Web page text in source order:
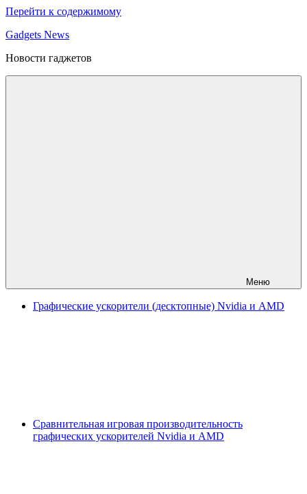
Перейти к содержимому
Gadgets News
Новости гаджетов
Меню
Графические ускорители (десктопные) Nvidia и AMD
Сравнительная игровая производительность
графических ускорителей Nvidia и AMD